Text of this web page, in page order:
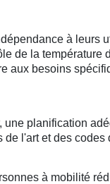
à leurs
de la température
aux besoins
planification
l'art et des codes
à mobilité